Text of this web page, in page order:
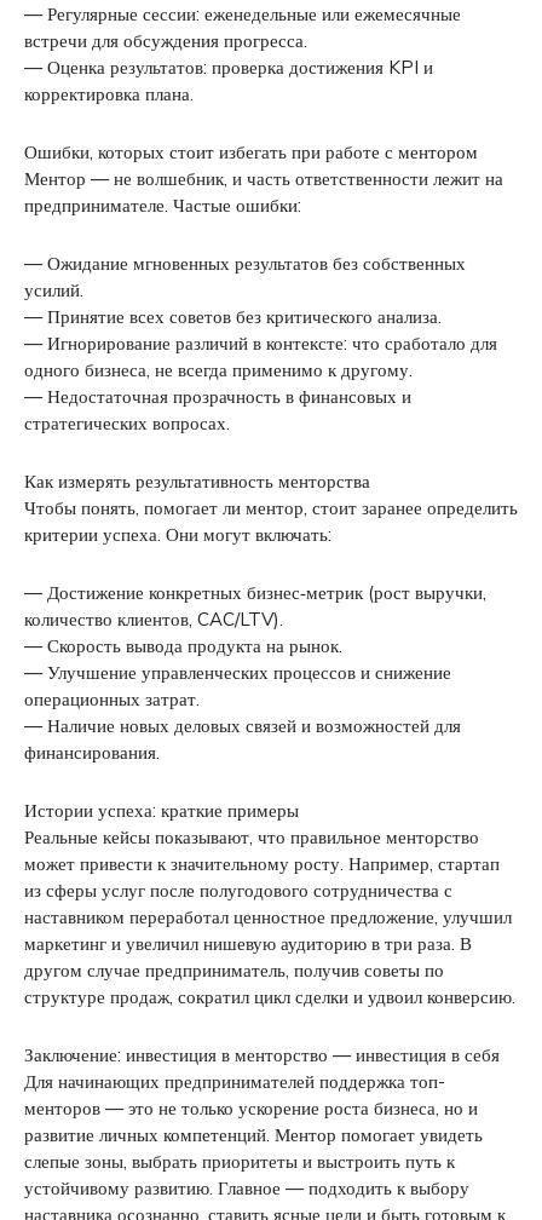
— Регулярные сессии: еженедельные или ежемесячные
встречи для обсуждения прогресса.
— Оценка результатов: проверка достижения KPI и
корректировка плана.
Ошибки, которых стоит избегать при работе с ментором
Ментор — не волшебник, и часть ответственности лежит на
предпринимателе. Частые ошибки:
— Ожидание мгновенных результатов без собственных
усилий.
— Принятие всех советов без критического анализа.
— Игнорирование различий в контексте: что сработало для
одного бизнеса, не всегда применимо к другому.
— Недостаточная прозрачность в финансовых и
стратегических вопросах.
Как измерять результативность менторства
Чтобы понять, помогает ли ментор, стоит заранее определить
критерии успеха. Они могут включать:
— Достижение конкретных бизнес‑метрик (рост выручки,
количество клиентов, CAC/LTV).
— Скорость вывода продукта на рынок.
— Улучшение управленческих процессов и снижение
операционных затрат.
— Наличие новых деловых связей и возможностей для
финансирования.
Истории успеха: краткие примеры
Реальные кейсы показывают, что правильное менторство
может привести к значительному росту. Например, стартап
из сферы услуг после полугодового сотрудничества с
наставником переработал ценностное предложение, улучшил
маркетинг и увеличил нишевую аудиторию в три раза. В
другом случае предприниматель, получив советы по
структуре продаж, сократил цикл сделки и удвоил конверсию.
Заключение: инвестиция в менторство — инвестиция в себя
Для начинающих предпринимателей поддержка топ-
менторов — это не только ускорение роста бизнеса, но и
развитие личных компетенций. Ментор помогает увидеть
слепые зоны, выбрать приоритеты и выстроить путь к
устойчивому развитию. Главное — подходить к выбору
наставника осознанно, ставить ясные цели и быть готовым к